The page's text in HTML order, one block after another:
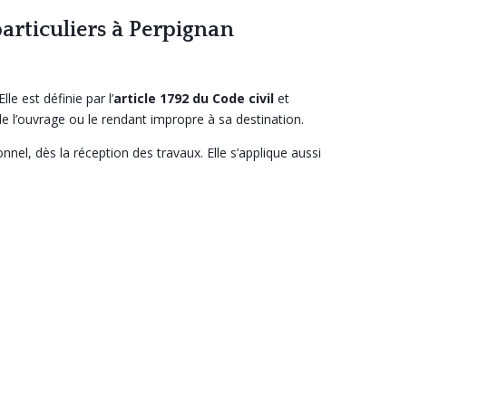
à Perpignan
est définie par l’article 1792 du Code civil et
ou le rendant impropre à sa destination.
dès la réception des travaux. Elle s’applique aussi